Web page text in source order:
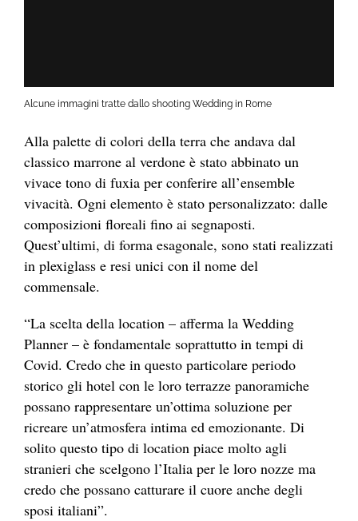
Alcune immagini tratte dallo shooting Wedding in Rome
Alla palette di colori della terra che andava dal
classico marrone al verdone è stato abbinato un
vivace tono di fuxia per conferire all’ensemble
vivacità. Ogni elemento è stato personalizzato: dalle
composizioni floreali fino ai segnaposti.
Quest’ultimi, di forma esagonale, sono stati realizzati
in plexiglass e resi unici con il nome del
commensale.
“La scelta della location – afferma la Wedding
Planner – è fondamentale soprattutto in tempi di
Covid. Credo che in questo particolare periodo
storico gli hotel con le loro terrazze panoramiche
possano rappresentare un’ottima soluzione per
ricreare un’atmosfera intima ed emozionante. Di
solito questo tipo di location piace molto agli
stranieri che scelgono l’Italia per le loro nozze ma
credo che possano catturare il cuore anche degli
sposi italiani”.